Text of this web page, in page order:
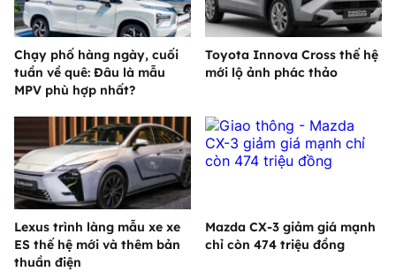
Chạy phố hàng ngày, cuối
tuần về quê: Đâu là mẫu
MPV phù hợp nhất?
Toyota Innova Cross thế hệ
mới lộ ảnh phác thảo
Lexus trình làng mẫu xe xe
ES thế hệ mới và thêm bản
thuần điện
Mazda CX-3 giảm giá mạnh
chỉ còn 474 triệu đồng